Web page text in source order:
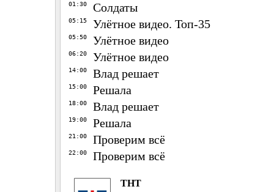
01:30 Солдаты
05:15 Улётное видео. Топ-35
05:50 Улётное видео
06:20 Улётное видео
14:00 Влад решает
15:00 Решала
18:00 Влад решает
19:00 Решала
21:00 Проверим всё
22:00 Проверим всё
ТНТ